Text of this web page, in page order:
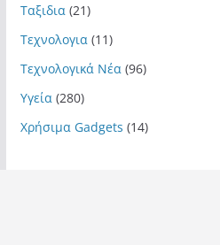
Ταξιδια (21)
Τεχνολογια (11)
Τεχνολογικά Νέα (96)
Υγεία (280)
Χρήσιμα Gadgets (14)